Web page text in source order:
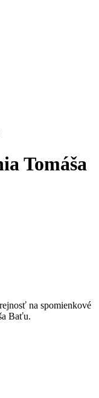
Tomáša
na spomienkové
Baťu.